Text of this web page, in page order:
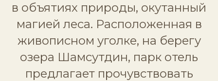
в объятиях природы, окутанный
магией леса. Расположенная в
живописном уголке, на берегу
озера Шамсутдин, парк отель
предлагает прочувствовать